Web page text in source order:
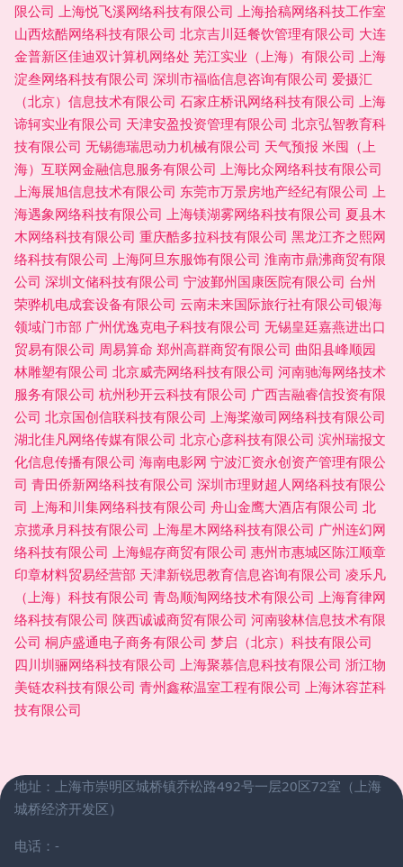
限公司 上海悦飞溪网络科技有限公司 上海拾稿网络科技工作室
山西炫酷网络科技有限公司 北京吉川廷餐饮管理有限公司 大连
金普新区佳迪双计算机网络处 芜江实业（上海）有限公司 上海
淀叁网络科技有限公司 深圳市福临信息咨询有限公司 爱摄汇
（北京）信息技术有限公司 石家庄桥讯网络科技有限公司 上海
谛轲实业有限公司 天津安盈投资管理有限公司 北京弘智教育科
技有限公司 无锡德瑞思动力机械有限公司 天气预报 米囤（上
海）互联网金融信息服务有限公司 上海比众网络科技有限公司
上海展旭信息技术有限公司 东莞市万景房地产经纪有限公司 上
海遇象网络科技有限公司 上海镁湖雾网络科技有限公司 夏县木
木网络科技有限公司 重庆酷多拉科技有限公司 黑龙江齐之熙网
络科技有限公司 上海阿旦东服饰有限公司 淮南市鼎沸商贸有限
公司 深圳文储科技有限公司 宁波鄞州国康医院有限公司 台州
荣骅机电成套设备有限公司 云南未来国际旅行社有限公司银海
领域门市部 广州优逸克电子科技有限公司 无锡皇廷嘉燕进出口
贸易有限公司 周易算命 郑州高群商贸有限公司 曲阳县峰顺园
林雕塑有限公司 北京威壳网络科技有限公司 河南驰海网络技术
服务有限公司 杭州秒开云科技有限公司 广西吉融睿信投资有限
公司 北京国创信联科技有限公司 上海桨潋司网络科技有限公司
湖北佳凡网络传媒有限公司 北京心彦科技有限公司 滨州瑞报文
化信息传播有限公司 海南电影网 宁波汇资永创资产管理有限公
司 青田侨新网络科技有限公司 深圳市理财超人网络科技有限公
司 上海和川集网络科技有限公司 舟山金鹰大酒店有限公司 北
京揽承月科技有限公司 上海星木网络科技有限公司 广州连幻网
络科技有限公司 上海鲲存商贸有限公司 惠州市惠城区陈江顺章
印章材料贸易经营部 天津新锐思教育信息咨询有限公司 凌乐凡
（上海）科技有限公司 青岛顺淘网络技术有限公司 上海育律网
络科技有限公司 陕西诚诚商贸有限公司 河南骏林信息技术有限
公司 桐庐盛通电子商务有限公司 梦启（北京）科技有限公司
四川圳骊网络科技有限公司 上海聚慕信息科技有限公司 浙江物
美链农科技有限公司 青州鑫秾温室工程有限公司 上海沐容芷科
技有限公司
地址：上海市崇明区城桥镇乔松路492号一层20区72室（上海
城桥经济开发区）
电话：-